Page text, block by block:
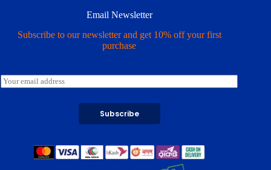
Email Newsletter
Subscribe to our newsletter and get 10% off your first
purchase
E
m
Subscribe